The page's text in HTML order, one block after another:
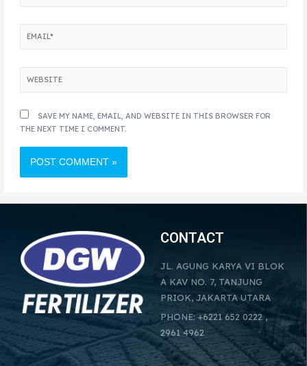
SAVE MY NAME, EMAIL, AND WEBSITE IN THIS BROWSER FOR
THE NEXT TIME I COMMENT.
CONTACT
JL. AGUNG KARYA VI BLOK
A KAV NO. 7, TANJUNG
PRIOK, JAKARTA UTARA
PHONE: +6221 652 0222 ,
2961 4962